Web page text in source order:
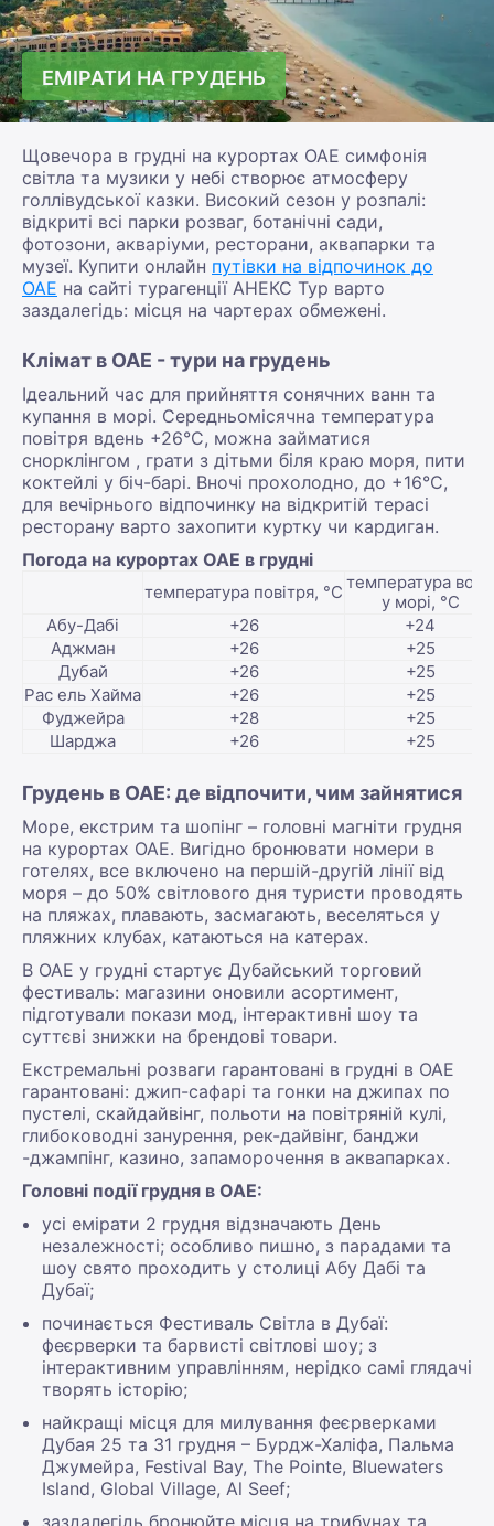
ЕМІРАТИ НА ГРУДЕНЬ
Щовечора в грудні на курортах ОАЕ симфонія
світла та музики у небі створює атмосферу
голлівудської казки. Високий сезон у розпалі:
відкриті всі парки розваг, ботанічні сади,
фотозони, акваріуми, ресторани, аквапарки та
музеї. Купити онлайн путівки на відпочинок до
ОАЕ на сайті турагенції АНЕКС Тур варто
заздалегідь: місця на чартерах обмежені.
Клімат в ОАЕ - тури на грудень
Ідеальний час для прийняття сонячних ванн та
купання в морі. Середньомісячна температура
повітря вдень +26°С, можна займатися
снорклінгом , грати з дітьми біля краю моря, пити
коктейлі у біч-барі. Вночі прохолодно, до +16°С,
для вечірнього відпочинку на відкритій терасі
ресторану варто захопити куртку чи кардиган.
Погода на курортах ОАЕ в грудні
температура повітря, °С температура води
у морі, °С
Абу-Дабі
+26
+24
Аджман
+26
+25
Дубай
+26
+25
Рас ель Хайма
+26
+25
Фуджейра
+28
+25
Шарджа
+26 +25
Грудень в ОАЕ: де відпочити, чим зайнятися
Море, екстрим та шопінг – головні магніти грудня
на курортах ОАЕ. Вигідно бронювати номери в
готелях, все включено на першій-другій лінії від
моря – до 50% світлового дня туристи проводять
на пляжах, плавають, засмагають, веселяться у
пляжних клубах, катаються на катерах.
В ОАЕ у грудні стартує Дубайський торговий
фестиваль: магазини оновили асортимент,
підготували покази мод, інтерактивні шоу та
суттєві знижки на брендові товари.
Екстремальні розваги гарантовані в грудні в ОАЕ
гарантовані: джип-сафарі та гонки на джипах по
пустелі, скайдайвінг, польоти на повітряній кулі,
глибоководні занурення, рек-дайвінг, банджи
-джампінг, казино, запаморочення в аквапарках.
Головні події грудня в ОАЕ:
усі емірати 2 грудня відзначають День
незалежності; особливо пишно, з парадами та
шоу свято проходить у столиці Абу Дабі та
Дубаї;
починається Фестиваль Світла в Дубаї:
феєрверки та барвисті світлові шоу; з
інтерактивним управлінням, нерідко самі глядачі
творять історію;
найкращі місця для милування феєрверками
Дубая 25 та 31 грудня – Бурдж-Халіфа, Пальма
Джумейра, Festival Bay, The Pointe, Bluewaters
Island, Global Village, Al Seef;
заздалегідь бронюйте місця на трибунах та